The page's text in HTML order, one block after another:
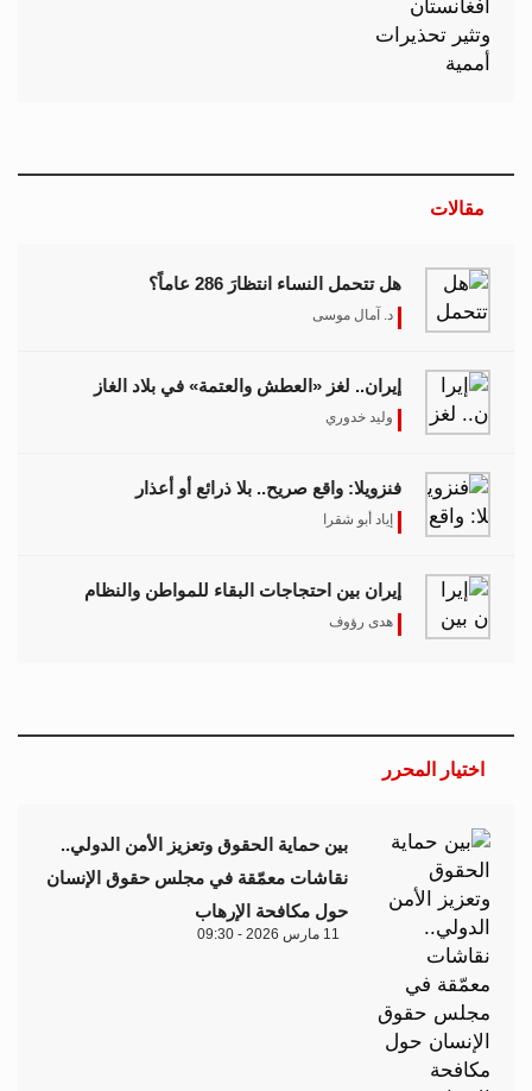
مقالات
هل تتحمل النساء انتظارَ 286 عاماً؟
د. آمال موسى
إيران.. لغز «العطش والعتمة» في بلاد الغاز
وليد خدوري
فنزويلا: واقع صريح.. بلا ذرائع أو أعذار
إياد أبو شقرا
إيران بين احتجاجات البقاء للمواطن والنظام
هدى رؤوف
اختيار المحرر
بين حماية الحقوق وتعزيز الأمن الدولي..
نقاشات معمّقة في مجلس حقوق الإنسان
حول مكافحة الإرهاب
11 مارس 2026 - 09:30